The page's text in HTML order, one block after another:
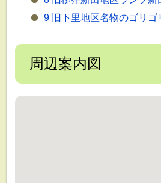
9 旧下里地区名物のゴリゴ
周辺案内図